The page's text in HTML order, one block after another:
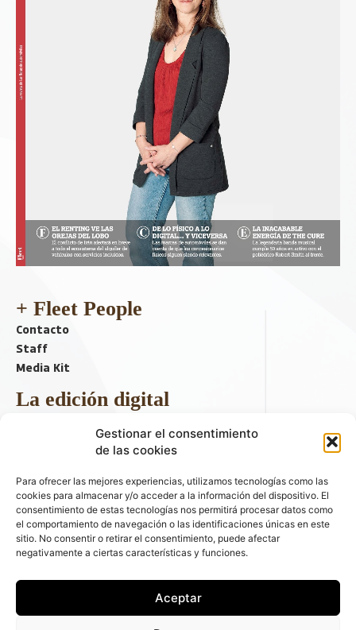
Gestionar el consentimiento
de las cookies
Para ofrecer las mejores experiencias, utilizamos tecnologías como las
cookies para almacenar y/o acceder a la información del dispositivo. El
consentimiento de estas tecnologías nos permitirá procesar datos como
el comportamiento de navegación o las identificaciones únicas en este
sitio. No consentir o retirar el consentimiento, puede afectar
negativamente a ciertas características y funciones.
Aceptar
+ Fleet People
Contacto
Staff
Media Kit
La edición digital
Descargar último ejemplar
ir a hemeroteca
+ Contenido en redes sociales